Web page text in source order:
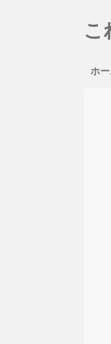
こ
ホ